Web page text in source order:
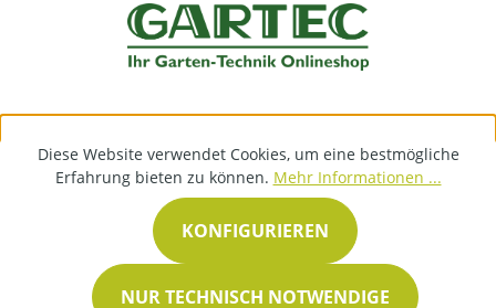
Diese Website verwendet Cookies, um eine bestmögliche
Erfahrung bieten zu können. Mehr Informationen ...
NUR TECHNISCH NOTWENDIGE
KONFIGURIEREN